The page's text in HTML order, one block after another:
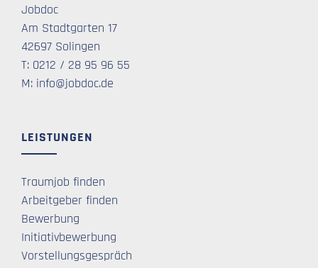
Jobdoc
Am Stadtgarten 17
42697 Solingen
T: 0212 / 28 95 96 55
M: info@jobdoc.de
LEISTUNGEN
Traumjob finden
Arbeitgeber finden
Bewerbung
Initiativbewerbung
Vorstellungsgespräch